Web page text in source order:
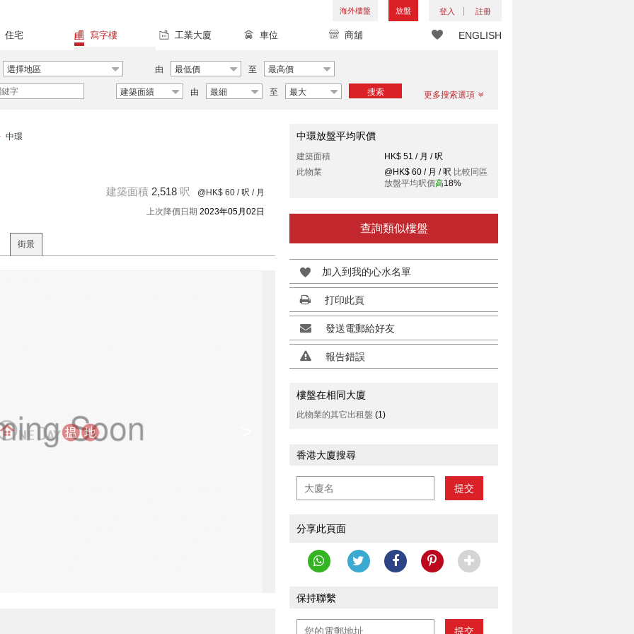
海外樓盤 放盤 登入 註冊
ENGLISH
住宅 寫字樓 工業大廈 車位 商舖
選擇地區 由 最低價 至 最高價
建築面績 由 最細 至 最大 搜索 更多搜索選項
中環
建築面積 2,518 呎 @HK$ 60 / 呎 / 月
上次降價日期 2023年05月02日
街景
中環放盤平均呎價
建築面積
HK$ 51 / 月 / 呎
此物業
@HK$ 60 / 月 / 呎 比較同區
放盤平均呎價高18%
查詢類似樓盤
加入到我的心水名單
打印此頁
發送電郵給好友
報告錯誤
樓盤在相同大廈
此物業的其它出租盤 (1)
香港大廈搜尋
提交
分享此頁面
保持聯繫
提交